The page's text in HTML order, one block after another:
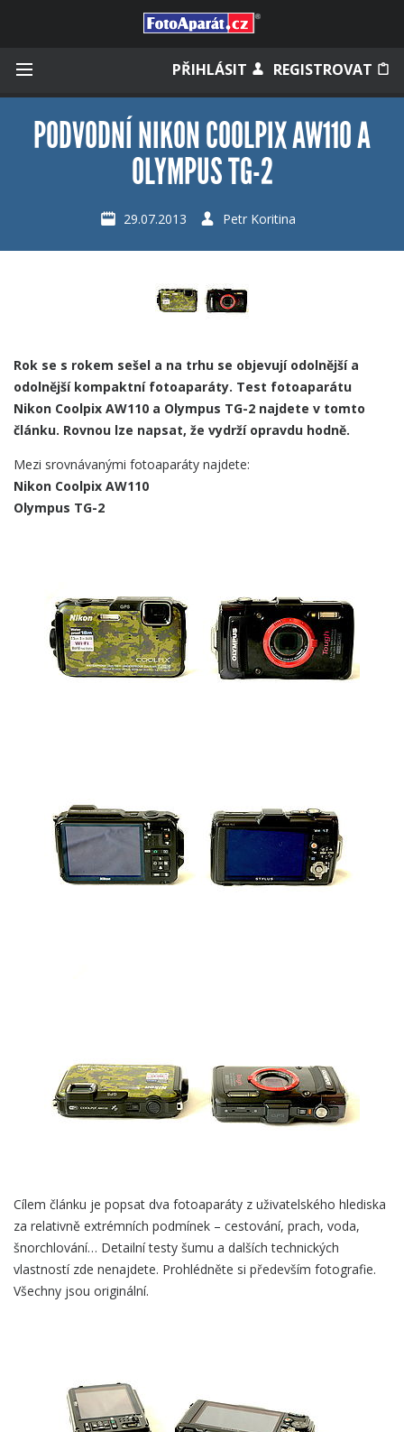
PŘIHLÁSIT REGISTROVAT
Zapamatovat
PODVODNÍ NIKON COOLPIX AW110 A
OLYMPUS TG-2
29.07.2013 Petr Koritina
Rok se s rokem sešel a na trhu se objevují odolnější a
odolnější kompaktní fotoaparáty. Test fotoaparátu
Nikon Coolpix AW110 a Olympus TG-2 najdete v tomto
článku. Rovnou lze napsat, že vydrží opravdu hodně.
Mezi srovnávanými fotoaparáty najdete:
Nikon Coolpix AW110
Olympus TG-2
Cílem článku je popsat dva fotoaparáty z uživatelského hlediska
za relativně extrémních podmínek – cestování, prach, voda,
šnorchlování… Detailní testy šumu a dalších technických
vlastností zde nenajdete. Prohlédněte si především fotografie.
Všechny jsou originální.